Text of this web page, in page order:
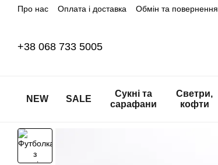
Перейти до основного контенту
Про нас Оплата і доставка Обмін та повернення
+38 068 733 5005
NEW SALE
Сукні та
сарафани
Светри,
кофти